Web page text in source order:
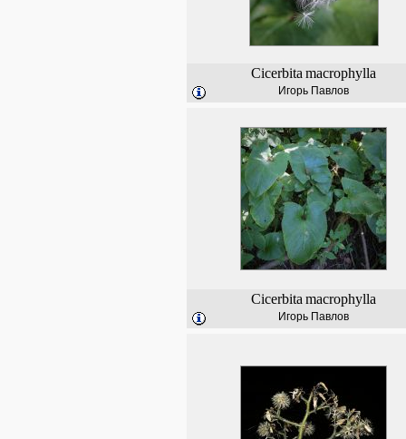
Cicerbita macrophylla
Игорь Павлов
Cicerbita macrophylla
Игорь Павлов